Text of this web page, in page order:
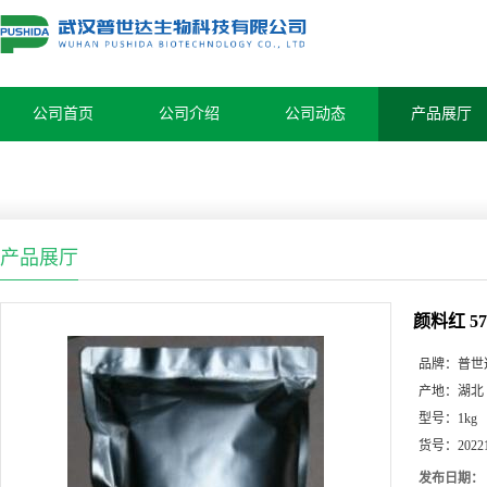
公司首页 公司介绍 公司动态 产品展厅
产品展厅
颜料红
品牌： 普世
产地： 湖北
型号： 1kg
货号：
发布日期：